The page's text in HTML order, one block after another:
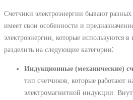
Счетчики электроэнергии бывают
имеет свои особенности и
электроэнергии, которые используются
разделить на следующие категории⁚
Индукционные (механические)
тип счетчиков, которые работают
электромагнитной индукции.